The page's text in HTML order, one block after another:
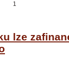
1
lze